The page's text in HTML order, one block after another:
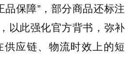
品保障”，部分商品还标注
以此强化官方背书，弥补
供应链、物流时效上的短